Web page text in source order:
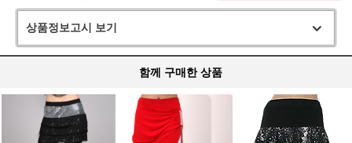
상품정보고시 보기
함께 구매한 상품